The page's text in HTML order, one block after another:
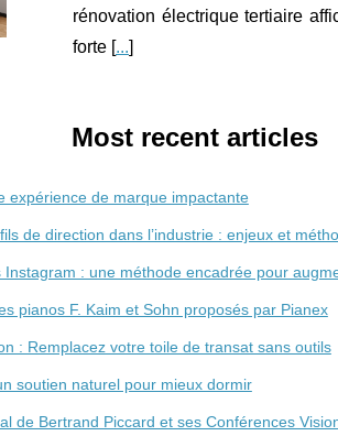
rénovation électrique tertiaire
forte [...]
Most recent articles
expérience de marque impactante
de direction dans l’industrie : enjeux et
Instagram : une méthode encadrée pour
pianos F. Kaim et Sohn proposés par Pianex
: Remplacez votre toile de transat sans outils
soutien naturel pour mieux dormir
de Bertrand Piccard et ses Conférences